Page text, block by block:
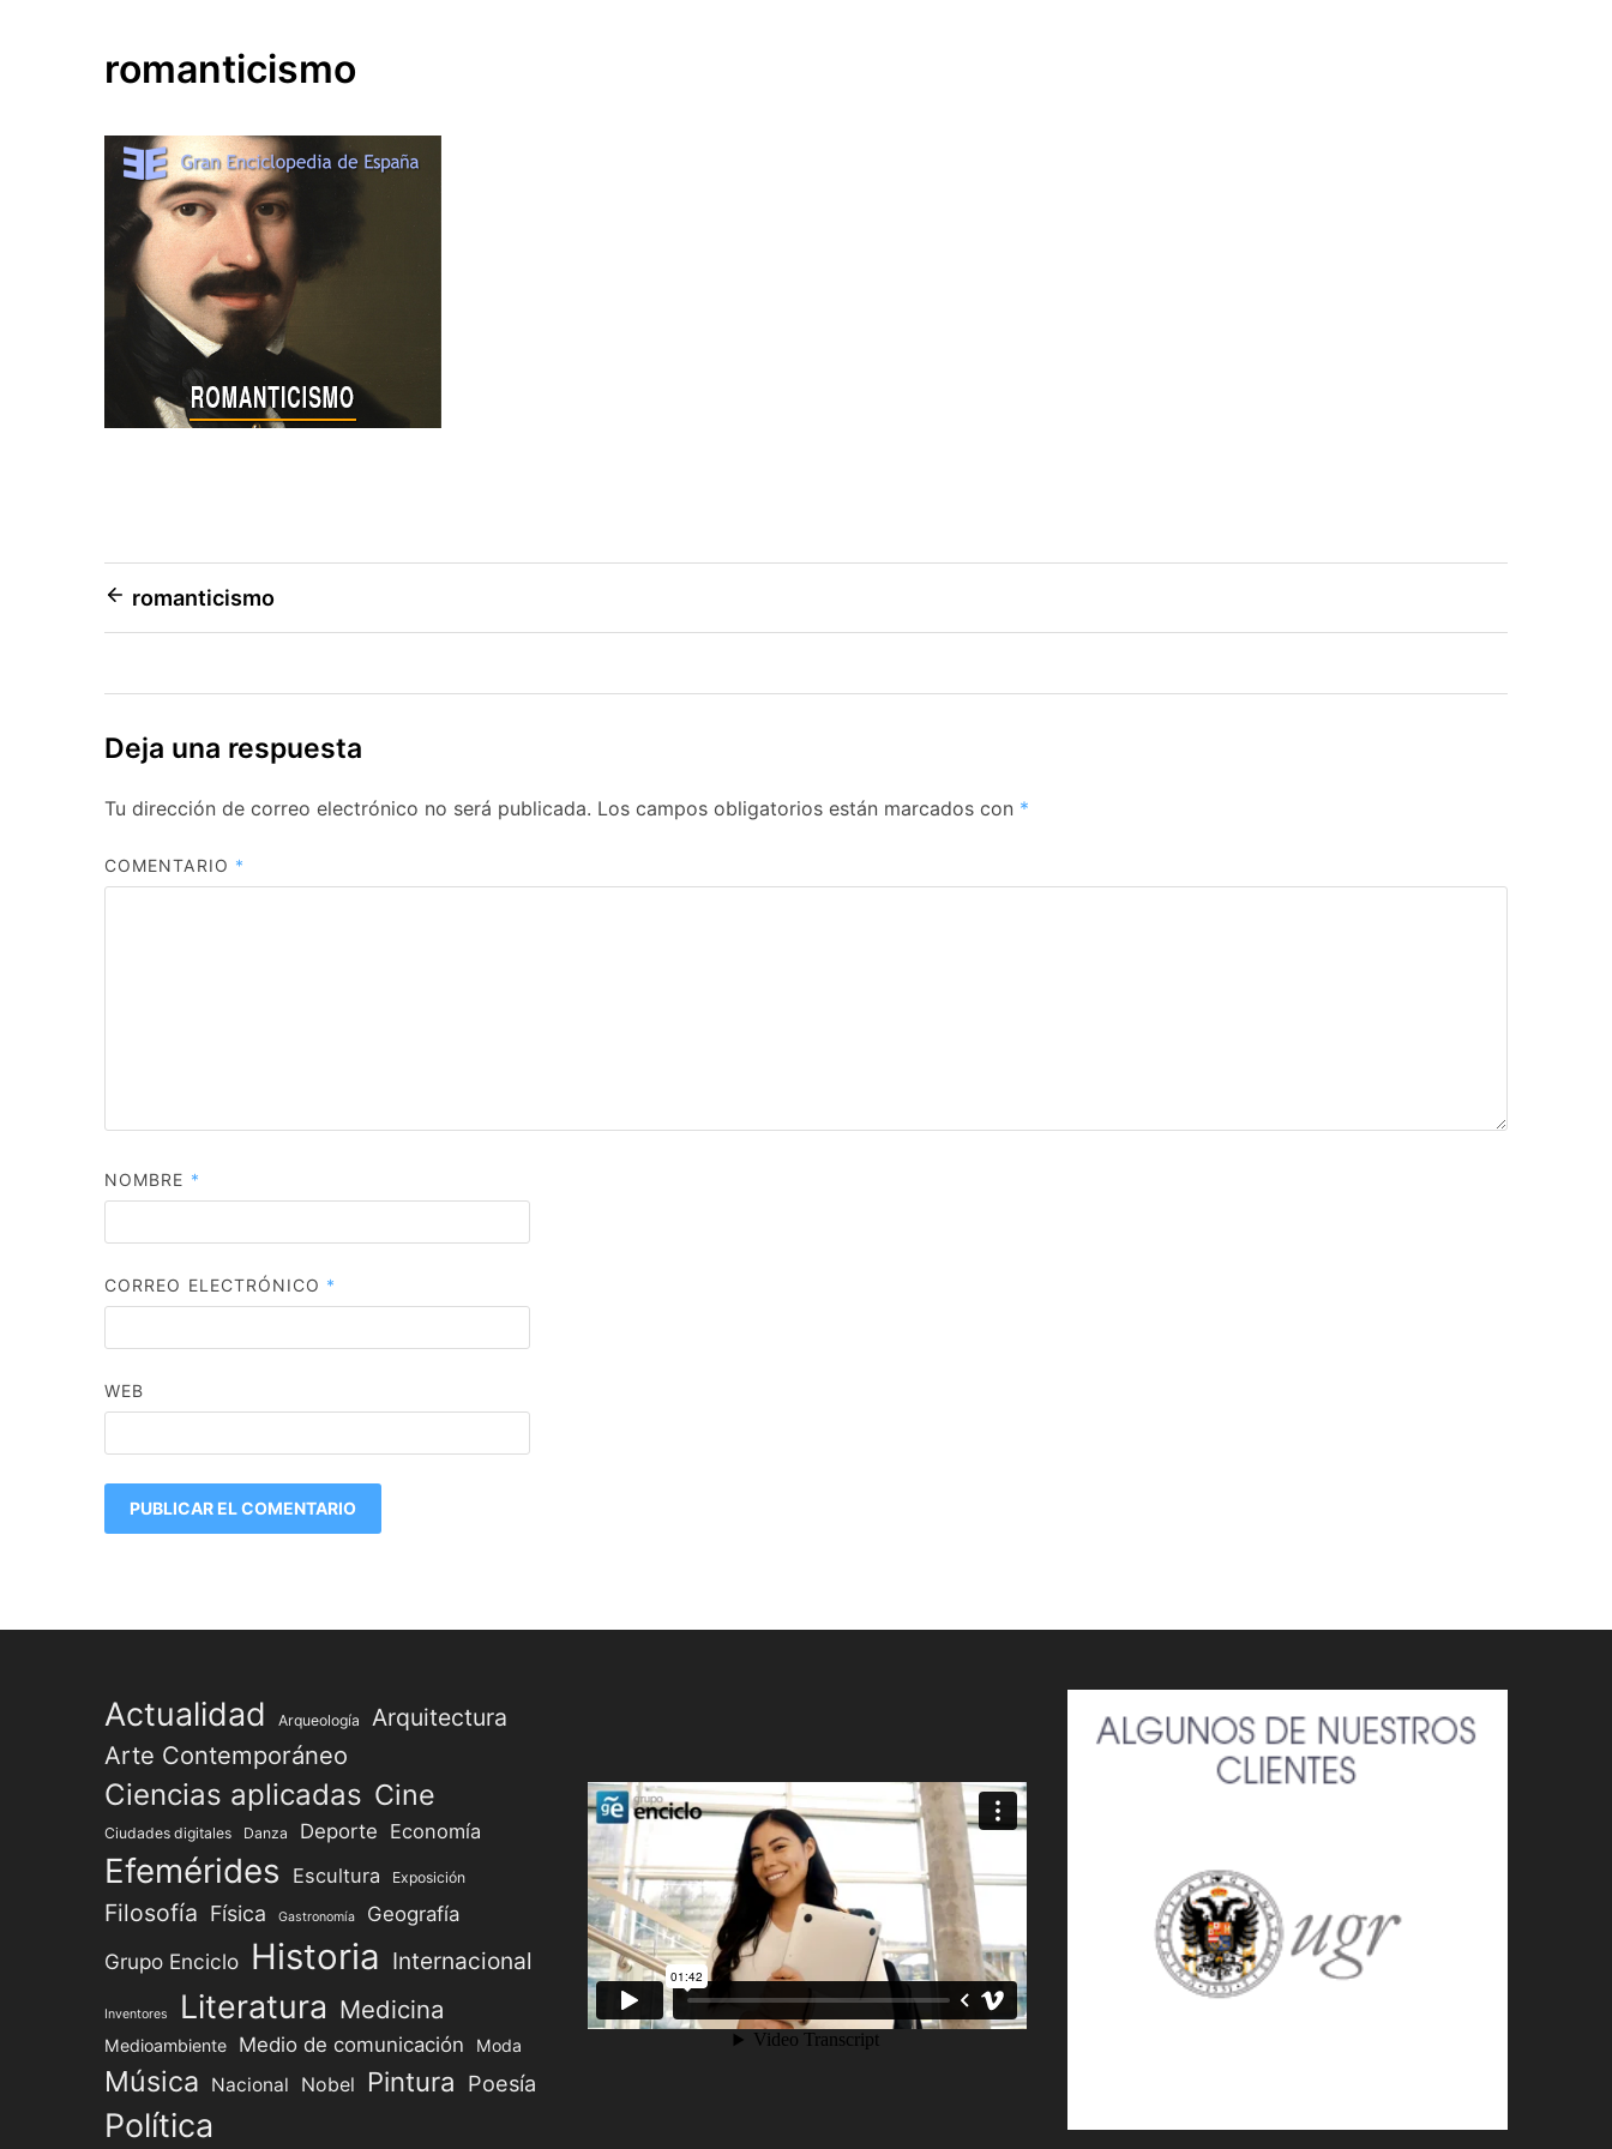
romanticismo
Navegación
de
entradas
romanticismo
Deja una respuesta
Tu dirección de correo electrónico no será publicada. Los campos obligatorios están marcados con *
COMENTARIO *
NOMBRE *
CORREO ELECTRÓNICO *
WEB
Actualidad Arqueología Arquitectura
Arte Contemporáneo
Ciencias aplicadas Cine
Ciudades digitales Danza Deporte Economía
Efemérides Escultura Exposición
Filosofía Física Gastronomía Geografía
Grupo Enciclo Historia Internacional
Inventores Literatura Medicina
Medioambiente Medio de comunicación Moda
Música Nacional Nobel Pintura Poesía
Política